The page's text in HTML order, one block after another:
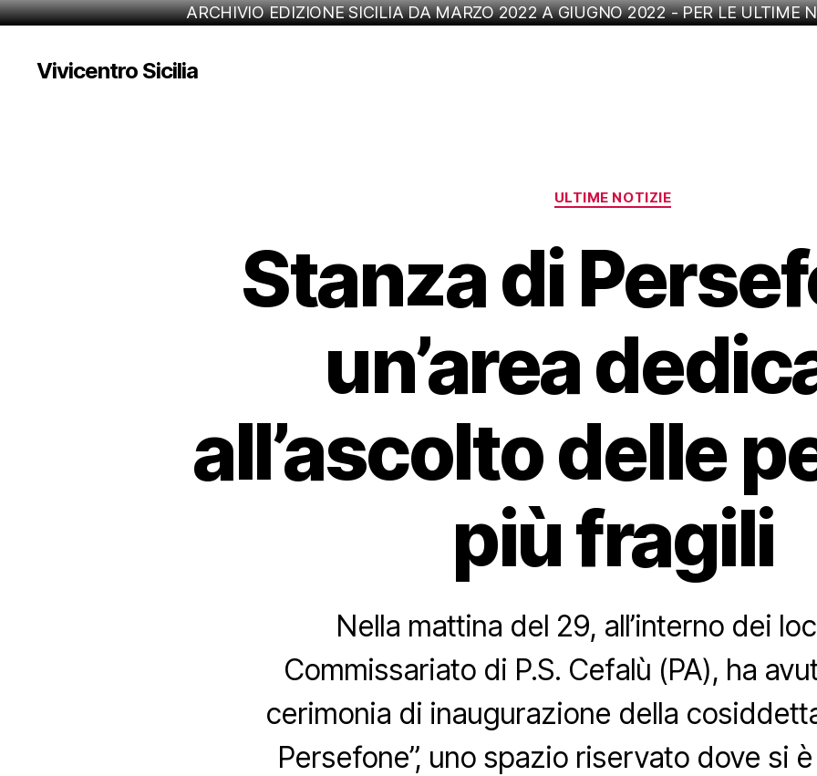
ARCHIVIO EDIZIONE SICILIA DA MARZO 2022 A GIUGNO 2022 - PER LE ULTIME
Vivicentro Sicilia
Categorie
ULTIME NOTIZIE
Stanza di
un’area
all’ascolto delle
più fragili
Nella mattina del 29, all’interno dei
Commissariato di P.S. Cefalù (PA), ha
cerimonia di inaugurazione della
Persefone”, uno spazio riservato dove si